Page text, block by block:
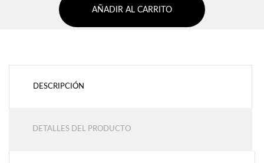
AÑADIR AL CARRITO
DESCRIPCIÓN
DETALLES DEL PRODUCTO